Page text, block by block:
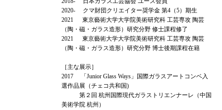
2020- クマ財団クリエイター奨学金 第4（5）期生
2021 東京藝術大学大学院美術研究科 工芸専攻 陶芸
（陶・磁・ガラス造形）研究分野 修士課程修了
2021 東京藝術大学大学院美術研究科 工芸専攻 陶芸
（陶・磁・ガラス造形）研究分野 博士後期課程在籍
［主な展示］
2017 「Junior Glass Ways」国際ガラスアートコンベ入
選作品展（チェコ共和国)
第２回 杭州国際現代ガラストリエンナーレ（中国
美術学院 杭州）